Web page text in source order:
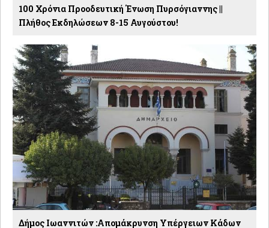
100 Χρόνια Προοδευτική Ένωση Πυρσόγιαννης ||
Πλήθος Εκδηλώσεων 8-15 Αυγούστου!
Δήμος Ιωαννιτών :Απομάκρυνση Υπέργειων Κάδων